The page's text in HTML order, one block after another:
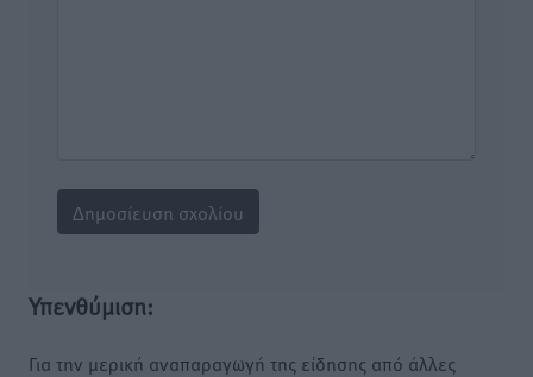
Υπενθύμιση:
Για την μερική αναπαραγωγή της είδησης από άλλες